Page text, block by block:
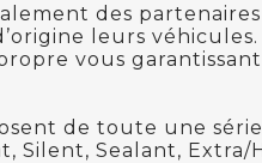
des
leurs
vous
de toute une
Silent, Sealant,